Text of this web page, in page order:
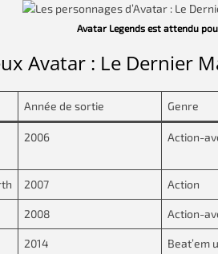
Avatar Legends est attendu
Avatar : Le Dernier
Année de sortie Genre
2006 Action-
2007 Action
2008 Action-
2014 Beat’em